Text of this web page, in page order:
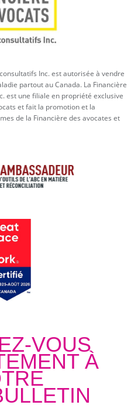
Inc. est autorisée à vendre
partout au Canada. La Financière
est une filiale en propriété exclusive
et fait la promotion et la
de la Financière des avocates et
VOUS
À